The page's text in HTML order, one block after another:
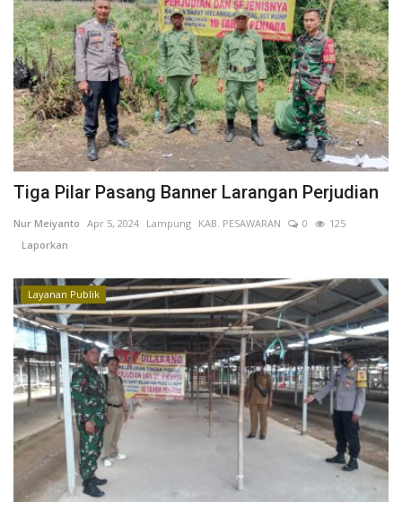
Kesehatan
Layanan Publik
Perempuan/Anak
Tiga Pilar Pasang Banner Larangan Perjudian
Nur Meiyanto Apr 5, 2024 Lampung KAB. PESAWARAN 0
125
Laporkan
Layanan Publik